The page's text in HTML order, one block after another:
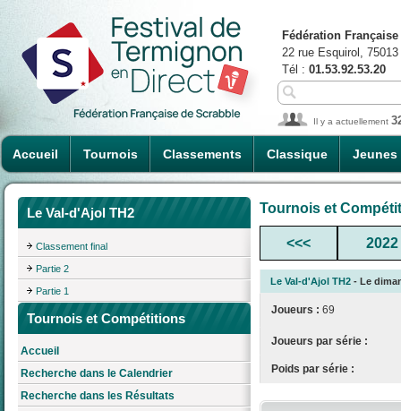
Accueil Tournois Classements Classique Jeunes
Fédération
22 rue Esquirol,
Tél : 01.53.92.53.20
Il y a actuellement
Le Val-d'Ajol TH2
Classement final
Partie 2
Partie 1
Tournois et Compétitions
Accueil
Recherche dans le Calendrier
Recherche dans les Résultats
Tournois et
<<< 2022
Le Val-d'Ajol TH2 - Le
Joueurs : 69
Joueurs par série :
Poids par série :